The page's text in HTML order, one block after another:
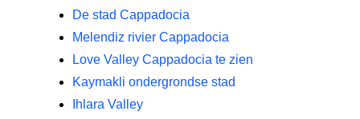
De stad Cappadocia
Melendiz rivier Cappadocia
Love Valley Cappadocia te zien
Kaymakli ondergrondse stad
Ihlara Valley